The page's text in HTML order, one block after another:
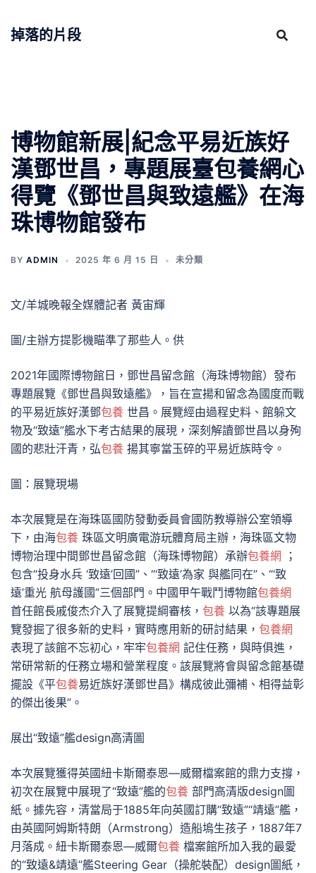
掉落的片段
博物館新展|紀念平易近族好
漢鄧世昌，專題展臺包養網心
得覽《鄧世昌與致遠艦》在海
珠博物館發布
BY ADMIN 2025 年 6 月 15 日 未分類
文/羊城晚報全媒體記者 黃宙輝
圖/主辦方提影機瞄準了那些人。供
2021年國際博物館日，鄧世昌留念館（海珠博物館）發布
專題展覽《鄧世昌與致遠艦》，旨在宣揚和留念為國度而戰
的平易近族好漢鄧包養 世昌。展覽經由過程史料、館躲文
物及“致遠”艦水下考古結果的展現，深刻解讀鄧世昌以身殉
國的悲壯汗青，弘包養 揚其寧當玉碎的平易近族時令。
圖：展覽現場
本次展覽是在海珠區國防發動委員會國防教導辦公室領導
下，由海包養 珠區文明廣電游玩體育局主辦，海珠區文物
博物治理中間鄧世昌留念館（海珠博物館）承辦包養網 ；
包含“投身水兵 ‘致遠’回國”、“‘致遠’為家 與艦同在”、“‘致
遠’重光 航母護國”三個部門。中國甲午戰鬥博物館包養網
首任館長戚俊杰介入了展覽提綱審核， 包養 以為“該專題展
覽發掘了很多新的史料，實時應用新的研討結果， 包養網
表現了該館不忘初心，牢牢包養網 記住任務，與時俱進，
常研常新的任務立場和營業程度。該展覽將會與留念館基礎
擺設《平包養易近族好漢鄧世昌》構成彼此彌補、相得益彰
的傑出後果”。
展出“致遠”艦design高清圖
本次展覽獲得英國紐卡斯爾泰恩—威爾檔案館的鼎力支撐，
初次在展覽中展現了“致遠”艦的包養 部門高清版design圖
紙。據先容，清當局于1885年向英國訂購“致遠”“靖遠”艦，
由英國阿姆斯特朗（Armstrong）造船塢生孩子，1887年7
月落成。紐卡斯爾泰恩—威爾包養 檔案館所加入我的最愛
的“致遠&靖遠”艦Steering Gear（操舵裝配）design圖紙，